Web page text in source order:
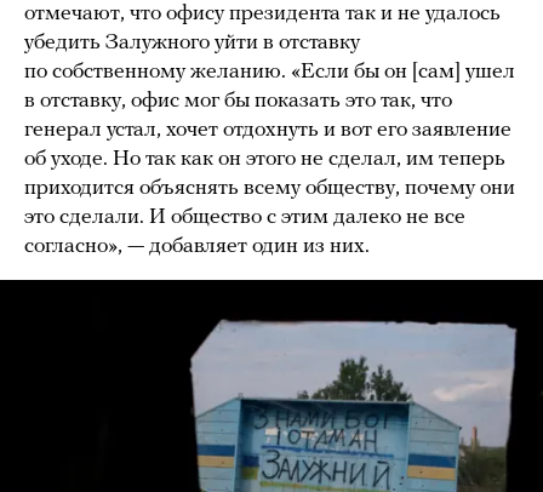
отмечают, что офису президента так и не удалось
убедить Залужного уйти в отставку
по собственному желанию. «Если бы он [сам] ушел
в отставку, офис мог бы показать это так, что
генерал устал, хочет отдохнуть и вот его заявление
об уходе. Но так как он этого не сделал, им теперь
приходится объяснять всему обществу, почему они
это сделали. И общество с этим далеко не все
согласно», — добавляет один из них.